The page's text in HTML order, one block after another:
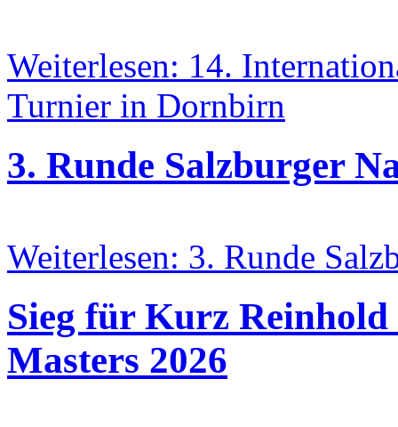
Weiterlesen: 14.
Turnier in Dornbirn
3. Runde Salzburger
Weiterlesen: 3. Runde
Sieg für Kurz Reinhold
Masters 2026